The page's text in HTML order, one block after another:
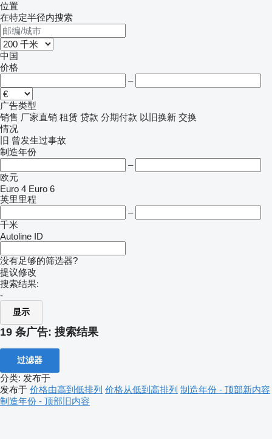
位置
在特定半径内搜索
中国
价格
–
广告类型
销售 厂家直销 租赁 贷款 分期付款 以旧换新 交换
情况
旧 曾发生过事故
制造年份
–
欧元
Euro 4 Euro 6
英里里程
–
千米
Autoline ID
没有足够的筛选器?
提议修改
搜索结果:
-
显示
19 条广告: 搜索结果
过滤器
分类: 发布于
发布于 价格由高到低排列 价格从低到高排列 制造年份 - 顶部新内容
制造年份 - 顶部旧内容